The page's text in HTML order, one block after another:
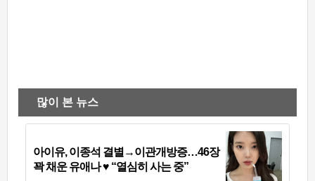
많이 본 뉴스
아이유, 이종석 결별→이관개방증…46장
꽉 채운 유애나 ♥ “열심히 사는 중”